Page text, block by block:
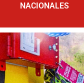
NACIONALES